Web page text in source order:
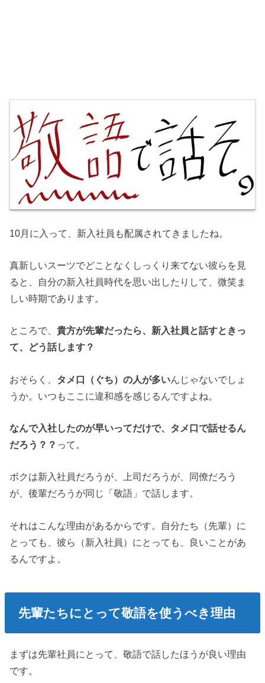
10月に入って、新入社員も配属されてきましたね。
真新しいスーツでどことなくしっくり来てない彼らを見
ると、自分の新入社員時代を思い出したりして、微笑ま
しい時期であります。
ところで、貴方が先輩だったら、新入社員と話すときっ
て、どう話します？
おそらく、 タメ口（ぐち）の人が多いんじゃないでしょ
うか。いつもここに違和感を感じるんですよね。
なんで入社したのが早いってだけで、タメ口で話せるん
だろう？？ って。
ボクは新入社員だろうが、上司だろうが、同僚だろう
が、後輩だろうが同じ「敬語」で話します。
それはこんな理由があるからです。自分たち（先輩）に
とっても、彼ら（新入社員）にとっても、良いことがあ
るんですよ。
先輩たちにとって敬語を使うべき理由
まずは先輩社員にとって、敬語で話したほうが良い理由
です。